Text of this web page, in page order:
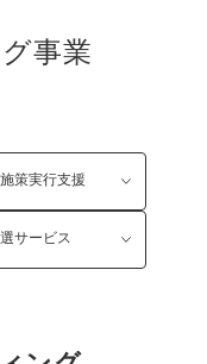
トルく
トルく
長』
事業
策実行支援
サービス